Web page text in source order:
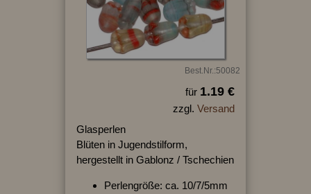
Best.Nr.:50082
für 1.19 €
zzgl. Versand
Glasperlen
Blüten in Jugendstilform,
hergestellt in Gablonz / Tschechien
Perlengröße: ca. 10/7/5mm